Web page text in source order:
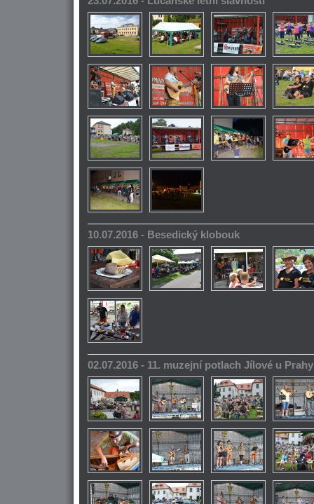
10.07.2016 - Besedický klobouk
02.07.2016 - 11. muzejní potlach Jílové u Prahy